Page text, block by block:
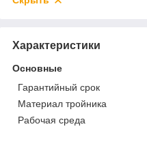
Характеристики
Основные
Гарантийный срок
Материал тройника
Рабочая среда